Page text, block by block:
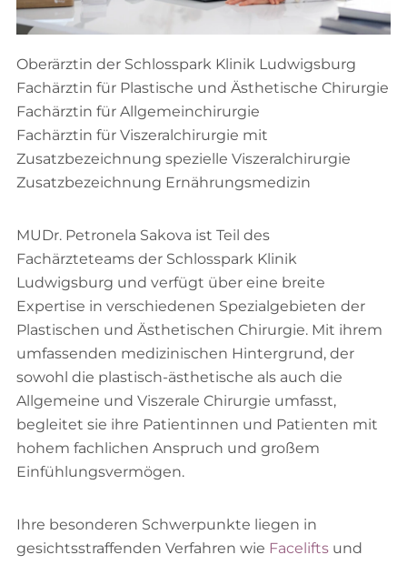
Oberärztin der Schlosspark Klinik Ludwigsburg
Fachärztin für Plastische und Ästhetische Chirurgie
Fachärztin für Allgemeinchirurgie
Fachärztin für Viszeralchirurgie mit
Zusatzbezeichnung spezielle Viszeralchirurgie
Zusatzbezeichnung Ernährungsmedizin
MUDr. Petronela Sakova ist Teil des
Fachärzteteams der Schlosspark Klinik
Ludwigsburg und verfügt über eine breite
Expertise in verschiedenen Spezialgebieten der
Plastischen und Ästhetischen Chirurgie. Mit ihrem
umfassenden medizinischen Hintergrund, der
sowohl die plastisch-ästhetische als auch die
Allgemeine und Viszerale Chirurgie umfasst,
begleitet sie ihre Patientinnen und Patienten mit
hohem fachlichen Anspruch und großem
Einfühlungsvermögen.
Ihre besonderen Schwerpunkte liegen in
gesichtsstraffenden Verfahren wie Facelifts und